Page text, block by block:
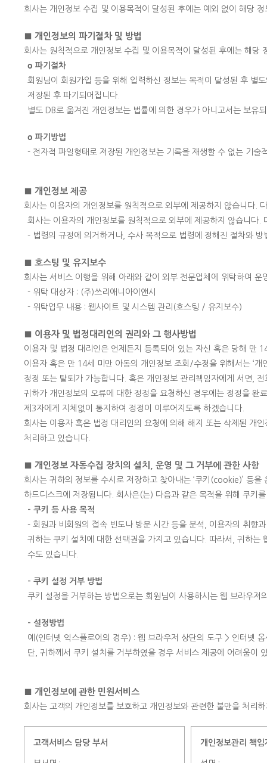
회사는 개인정보 수집 및 이용목적이 달성된 후에는 예외 없이 해당
■ 개인정보의 파기절차 및 방법
회사는 원칙적으로 개인정보 수집 및 이용목적이 달성된 후에는 해당
ο 파기절차
회원님이 회원가입 등을 위해 입력하신 정보는 목적이 달성된 후 별
저장된 후 파기되어집니다.
별도 DB로 옮겨진 개인정보는 법률에 의한 경우가 아니고서는 보유
ο 파기방법
- 전자적 파일형태로 저장된 개인정보는 기록을 재생할 수 없는 기술
■ 개인정보 제공
회사는 이용자의 개인정보를 원칙적으로 외부에 제공하지 않습니다.
회사는 이용자의 개인정보를 원칙적으로 외부에 제공하지 않습니다.
- 법령의 규정에 의거하거나, 수사 목적으로 법령에 정해진 절차와
■ 호스팅 및 유지보수
회사는 서비스 이행을 위해 아래와 같이 외부 전문업체에 위탁하여 운
- 위탁 대상자 : (주)쓰리애니아이앤시
- 위탁업무 내용 : 웹사이트 및 시스템 관리(호스팅 / 유지보수)
■ 이용자 및 법정대리인의 권리와 그 행사방법
이용자 및 법정 대리인은 언제든지 등록되어 있는 자신 혹은 당해 만
이용자 혹은 만 14세 미만 아동의 개인정보 조회/수정을 위해서는 ‘개
정정 또는 탈퇴가 가능합니다. 혹은 개인정보 관리책임자에게 서면,
귀하가 개인정보의 오류에 대한 정정을 요청하신 경우에는 정정을
제3자에게 지체없이 통지하여 정정이 이루어지도록 하겠습니다.
회사는 이용자 혹은 법정 대리인의 요청에 의해 해지 또는 삭제된 개
처리하고 있습니다.
■ 개인정보 자동수집 장치의 설치, 운영 및 그 거부에 관한 사항
회사는 귀하의 정보를 수시로 저장하고 찾아내는 ‘쿠키(cookie)’ 등
하드디스크에 저장됩니다. 회사은(는) 다음과 같은 목적을 위해 쿠키
- 쿠키 등 사용 목적
- 회원과 비회원의 접속 빈도나 방문 시간 등을 분석, 이용자의 취향
귀하는 쿠키 설치에 대한 선택권을 가지고 있습니다. 따라서, 귀하
수도 있습니다.
- 쿠키 설정 거부 방법
쿠키 설정을 거부하는 방법으로는 회원님이 사용하시는 웹 브라우
- 설정방법
예(인터넷 익스플로어의 경우) : 웹 브라우저 상단의 도구 > 인터넷
단, 귀하께서 쿠키 설치를 거부하였을 경우 서비스 제공에 어려움이
■ 개인정보에 관한 민원서비스
회사는 고객의 개인정보를 보호하고 개인정보와 관련한 불만을 처리
고객서비스 담당 부서 개인정보관리 책임